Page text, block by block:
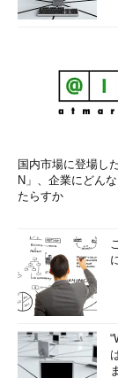
国内市場に登場し
N」、企業にどん
たらすか